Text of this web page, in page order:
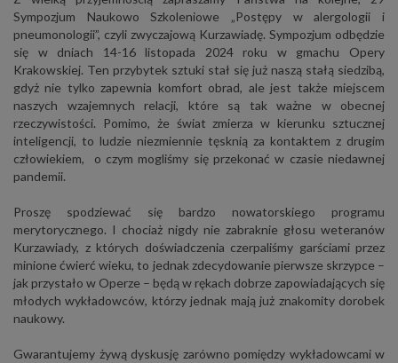
Sympozjum Naukowo Szkoleniowe „Postępy w alergologii i
pneumonologii”, czyli zwyczajową Kurzawiadę. Sympozjum odbędzie
się w dniach 14-16 listopada 2024 roku w gmachu Opery
Krakowskiej. Ten przybytek sztuki stał się już naszą stałą siedzibą,
gdyż nie tylko zapewnia komfort obrad, ale jest także miejscem
naszych wzajemnych relacji, które są tak ważne w obecnej
rzeczywistości. Pomimo, że świat zmierza w kierunku sztucznej
inteligencji, to ludzie niezmiennie tęsknią za kontaktem z drugim
człowiekiem, o czym mogliśmy się przekonać w czasie niedawnej
pandemii.
Proszę spodziewać się bardzo nowatorskiego programu
merytorycznego. I chociaż nigdy nie zabraknie głosu weteranów
Kurzawiady, z których doświadczenia czerpaliśmy garściami przez
minione ćwierć wieku, to jednak zdecydowanie pierwsze skrzypce –
jak przystało w Operze – będą w rękach dobrze zapowiadających się
młodych wykładowców, którzy jednak mają już znakomity dorobek
naukowy.
Gwarantujemy żywą dyskusję zarówno pomiędzy wykładowcami w